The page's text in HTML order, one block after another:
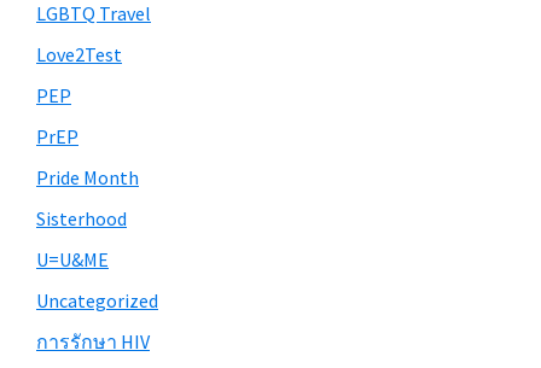
LGBTQ Travel
Love2Test
PEP
PrEP
Pride Month
Sisterhood
U=U&ME
Uncategorized
การรักษา HIV